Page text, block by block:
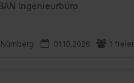
Ingenieurbüro
01.10.2026 1